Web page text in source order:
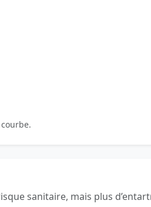
sanitaire, mais plus